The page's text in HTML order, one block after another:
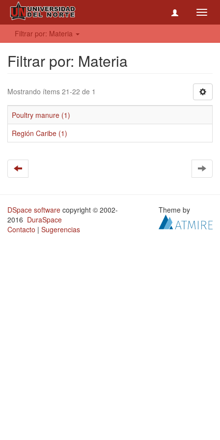
Filtrar por: Materia
Filtrar por: Materia
Mostrando ítems 21-22 de 1
Poultry manure (1)
Región Caribe (1)
DSpace software copyright © 2002-
2016 DuraSpace
Contacto | Sugerencias
Theme by